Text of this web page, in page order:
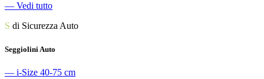
― Vedi tutto
S di Sicurezza Auto
Seggiolini Auto
― i-Size 40-75 cm